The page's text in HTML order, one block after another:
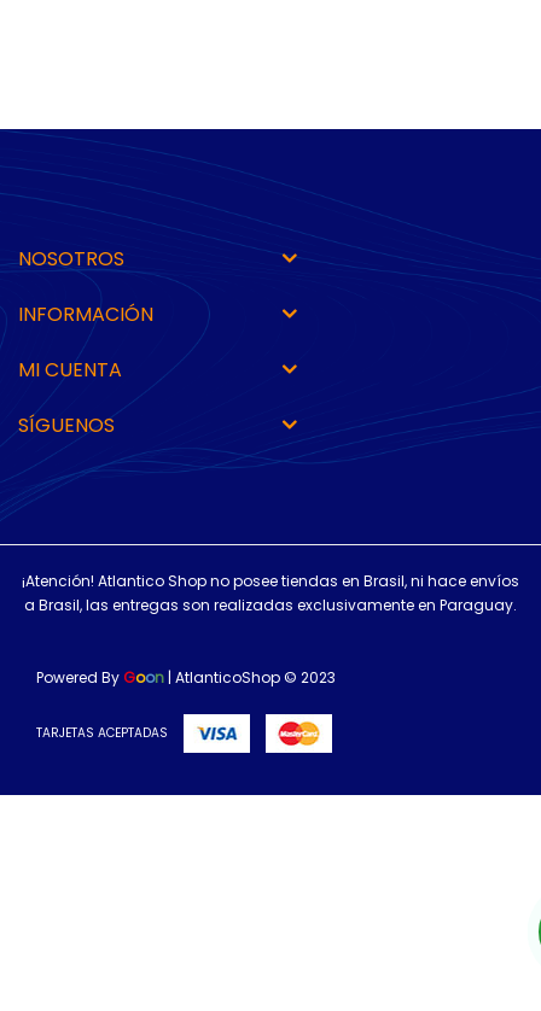
NOSOTROS
INFORMACIÓN
MI CUENTA
SÍGUENOS
¡Atención! Atlantico Shop no posee tiendas en Brasil, ni hace envíos
a Brasil, las entregas son realizadas exclusivamente en Paraguay.
Powered By Goon | AtlanticoShop © 2023
TARJETAS ACEPTADAS